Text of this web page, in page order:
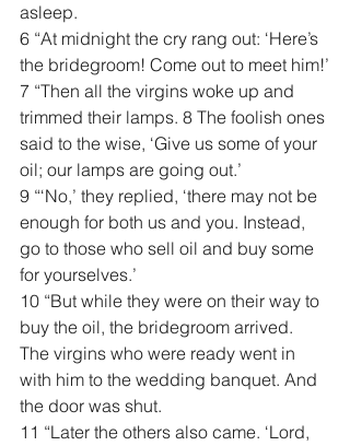
asleep.
6 “At midnight the cry rang out: ‘Here’s
the bridegroom! Come out to meet him!’
7 “Then all the virgins woke up and
trimmed their lamps. 8 The foolish ones
said to the wise, ‘Give us some of your
oil; our lamps are going out.’
9 “‘No,’ they replied, ‘there may not be
enough for both us and you. Instead,
go to those who sell oil and buy some
for yourselves.’
10 “But while they were on their way to
buy the oil, the bridegroom arrived.
The virgins who were ready went in
with him to the wedding banquet. And
the door was shut.
11 “Later the others also came. ‘Lord,